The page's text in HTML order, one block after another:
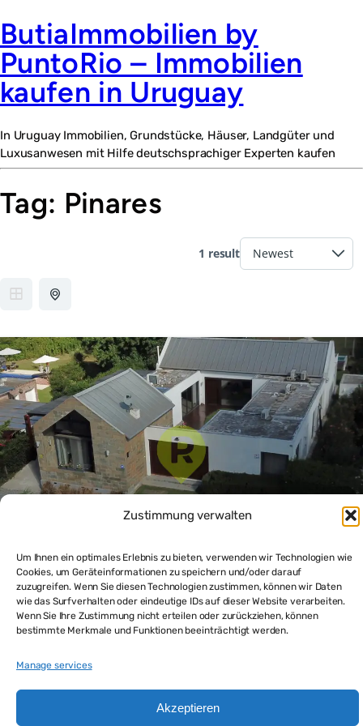
Zustimmung verwalten
Um Ihnen ein optimales Erlebnis zu bieten, verwenden wir Technologien wie
Cookies, um Geräteinformationen zu speichern und/oder darauf
zuzugreifen. Wenn Sie diesen Technologien zustimmen, können wir Daten
wie das Surfverhalten oder eindeutige IDs auf dieser Website verarbeiten.
Wenn Sie Ihre Zustimmung nicht erteilen oder zurückziehen, können
bestimmte Merkmale und Funktionen beeinträchtigt werden.
Manage services
Akzeptieren
ButiaImmobilien by
PuntoRio – Immobilien
kaufen in Uruguay
In Uruguay Immobilien, Grundstücke, Häuser, Landgüter und
Luxusanwesen mit Hilfe deutschsprachiger Experten kaufen
Tag: Pinares
1 result
Modernes Punta-del-Este Haus mit Pool in Pinares
$620,000